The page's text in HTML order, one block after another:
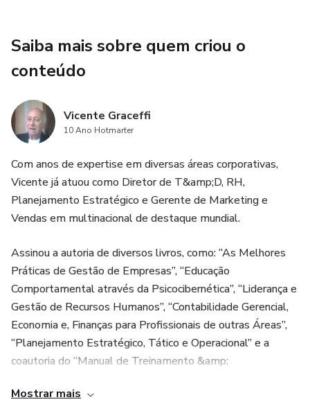
Saiba mais sobre quem criou o
conteúdo
Vicente Graceffi
10 Ano Hotmarter
Com anos de expertise em diversas áreas corporativas,
Vicente já atuou como Diretor de T&amp;D, RH,
Planejamento Estratégico e Gerente de Marketing e
Vendas em multinacional de destaque mundial.
Assinou a autoria de diversos livros, como: “As Melhores
Práticas de Gestão de Empresas”, “Educação
Comportamental através da Psicocibernética”, “Liderança e
Gestão de Recursos Humanos”, “Contabilidade Gerencial,
Economia e, Finanças para Profissionais de outras Áreas”,
“Planejamento Estratégico, Tático e Operacional” e a
coautoria do “Manual de Treinamento &amp;
Mostrar mais